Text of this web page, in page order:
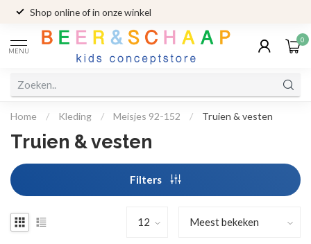
Shop online of in onze winkel
MENU
0
Home / Kleding / Meisjes 92-152 / Truien & vesten
Truien & vesten
Filters